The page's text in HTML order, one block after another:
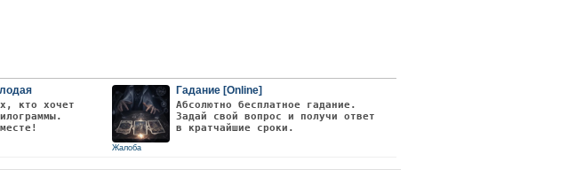
кто хочет
Гадание [Online]
Абсолютно бесплатное гадание.
Задай свой вопрос и получи ответ
в кратчайшие сроки.
Жалоба